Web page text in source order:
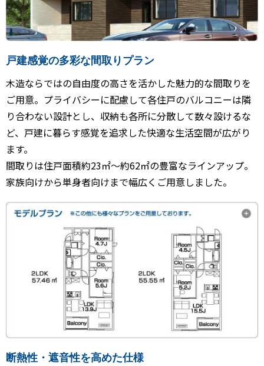
戸建感覚の多彩な間取りプラン
木造ならではの自由度の高さを活かした魅力的な間取りを
ご用意。プライバシーに配慮して各住戸のバルコニーは隣
り合わない設計とし、収納も各所に分散して数々設けるな
ど、戸建に暮らす感覚を追求した快適な生活空間が広がり
ます。
間取りは住戸面積約23㎡～約62㎡の豊富なラインアップ。
家族向けから単身者向けまで幅広くご用意しました。
断熱性・遮音性を高めた仕様